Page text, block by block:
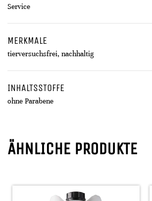
Service
MERKMALE
tierversuchsfrei, nachhaltig
INHALTSSTOFFE
ohne Parabene
ÄHNLICHE PRODUKTE